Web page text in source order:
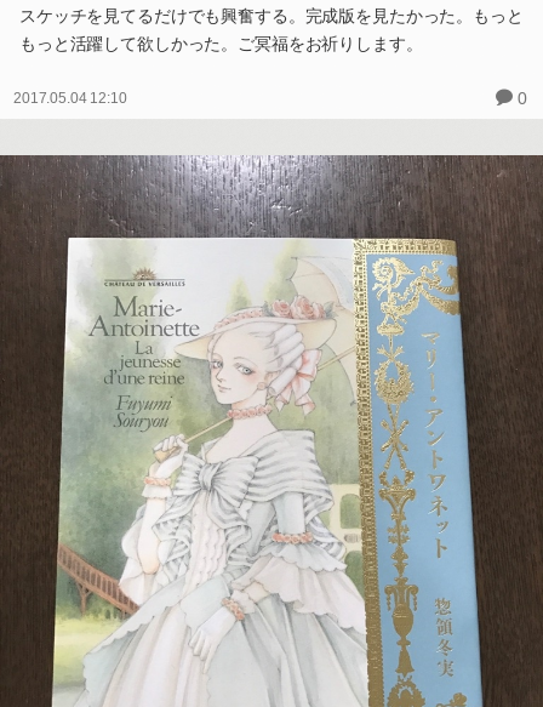
スケッチを見てるだけでも興奮する。完成版を見たかった。もっと
もっと活躍して欲しかった。ご冥福をお祈りします。
2017.05.04 12:10 0